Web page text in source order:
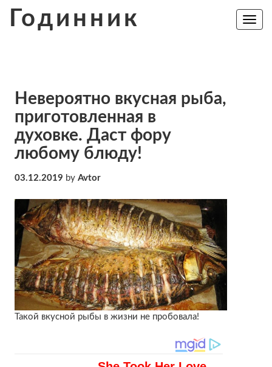
Годинник
Toggle
Невероятно вкусная рыба,
приготовленная в
духовке. Даст фору
любому блюду!
03.12.2019 by Avtor
Такой вкусной рыбы в жизни не пробовала!